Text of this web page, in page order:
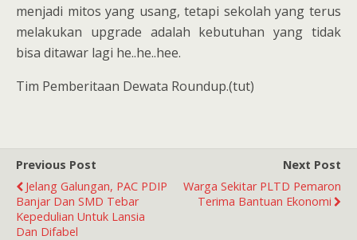
menjadi mitos yang usang, tetapi sekolah yang terus
melakukan upgrade adalah kebutuhan yang tidak
bisa ditawar lagi he..he..hee.
Tim Pemberitaan Dewata Roundup.(tut)
Previous Post
Jelang Galungan, PAC PDIP
Banjar Dan SMD Tebar
Kepedulian Untuk Lansia
Dan Difabel
Next Post
Warga Sekitar PLTD Pemaron
Terima Bantuan Ekonomi